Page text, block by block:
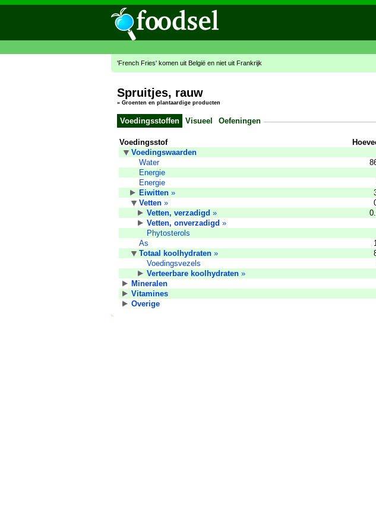
'French Fries' komen uit België en niet uit Frankrijk
Spruitjes, rauw
» Groenten en plantaardige producten
Voedingsstoffen Visueel Oefeningen
Voedingsstof
Voedingswaarden
Water
Energie
Energie
Eiwitten »
Vetten »
Vetten, verzadigd »
Vetten, onverzadigd »
Phytosterols
As
Totaal koolhydraten »
Voedingsvezels
Verteerbare koolhydraten »
Mineralen
Vitamines
Overige